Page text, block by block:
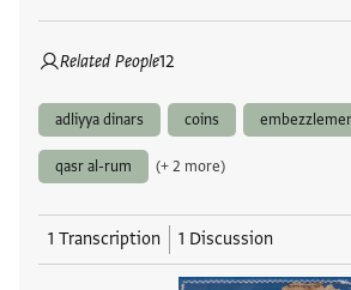
Related People12
adliyya dinars coins
qasr al-rum (+ 2 more)
1 Transcription 1 Discussion